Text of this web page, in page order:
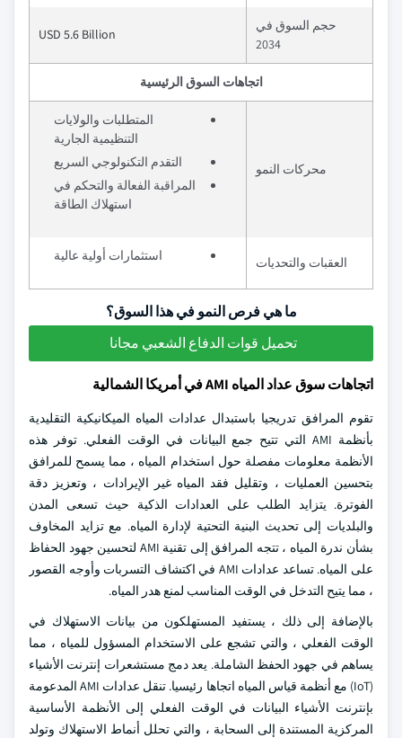
حجم السوق في
2034
USD 5.6 Billion
اتجاهات السوق الرئيسية
محركات النمو
المتطلبات والولايات
التنظيمية الجارية
التقدم التكنولوجي السريع
المراقبة الفعالة والتحكم في
استهلاك الطاقة
العقبات والتحديات استثمارات أولية عالية
ما هي فرص النمو في هذا السوق؟
تحميل قوات الدفاع الشعبي مجانا
اتجاهات سوق عداد المياه AMI في أمريكا الشمالية
تقوم المرافق تدريجيا باستبدال عدادات المياه الميكانيكية التقليدية
بأنظمة AMI التي تتيح جمع البيانات في الوقت الفعلي. توفر هذه
الأنظمة معلومات مفصلة حول استخدام المياه ، مما يسمح للمرافق
بتحسين العمليات ، وتقليل فقد المياه غير الإيرادات ، وتعزيز دقة
الفوترة. يتزايد الطلب على العدادات الذكية حيث تسعى المدن
والبلديات إلى تحديث البنية التحتية لإدارة المياه. مع تزايد المخاوف
بشأن ندرة المياه ، تتجه المرافق إلى تقنية AMI لتحسين جهود الحفاظ
على المياه. تساعد عدادات AMI في اكتشاف التسربات وأوجه القصور
، مما يتيح التدخل في الوقت المناسب لمنع هدر المياه.
بالإضافة إلى ذلك ، يستفيد المستهلكون من بيانات الاستهلاك في
الوقت الفعلي ، والتي تشجع على الاستخدام المسؤول للمياه ، مما
يساهم في جهود الحفظ الشاملة. يعد دمج مستشعرات إنترنت الأشياء
(IoT) مع أنظمة قياس المياه اتجاها رئيسيا. تنقل عدادات AMI المدعومة
بإنترنت الأشياء البيانات في الوقت الفعلي إلى الأنظمة الأساسية
المركزية المستندة إلى السحابة ، والتي تحلل أنماط الاستهلاك وتولد